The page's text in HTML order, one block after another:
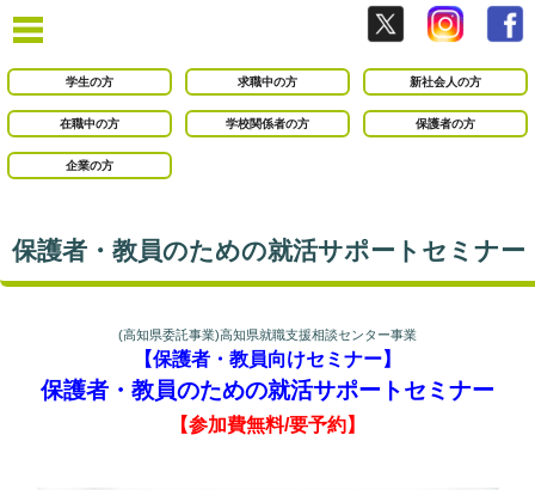
学生の方 求職中の方 新社会人の方
在職中の方 学校関係者の方 保護者の方
企業の方
保護者・教員のための就活サポートセミナー
(高知県委託事業)高知県就職支援相談センター事業
【保護者・教員向けセミナー】
保護者・教員のための就活サポートセミナー
【参加費無料/要予約】